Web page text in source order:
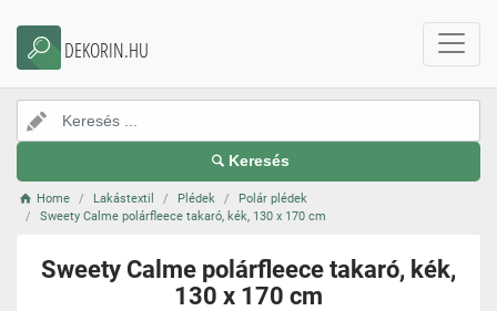
DEKORIN.HU
Keresés
Home Lakástextil Plédek
Polár plédek
Sweety Calme polárfleece takaró, kék, 130 x 170 cm
Sweety Calme polárfleece takaró, kék,
130 x 170 cm